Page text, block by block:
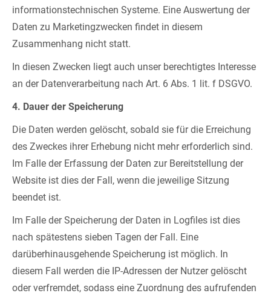
informationstechnischen Systeme. Eine Auswertung der
Daten zu Marketingzwecken findet in diesem
Zusammenhang nicht statt.
In diesen Zwecken liegt auch unser berechtigtes Interesse
an der Datenverarbeitung nach Art. 6 Abs. 1 lit. f DSGVO.
4. Dauer der Speicherung
Die Daten werden gelöscht, sobald sie für die Erreichung
des Zweckes ihrer Erhebung nicht mehr erforderlich sind.
Im Falle der Erfassung der Daten zur Bereitstellung der
Website ist dies der Fall, wenn die jeweilige Sitzung
beendet ist.
Im Falle der Speicherung der Daten in Logfiles ist dies
nach spätestens sieben Tagen der Fall. Eine
darüberhinausgehende Speicherung ist möglich. In
diesem Fall werden die IP-Adressen der Nutzer gelöscht
oder verfremdet, sodass eine Zuordnung des aufrufenden